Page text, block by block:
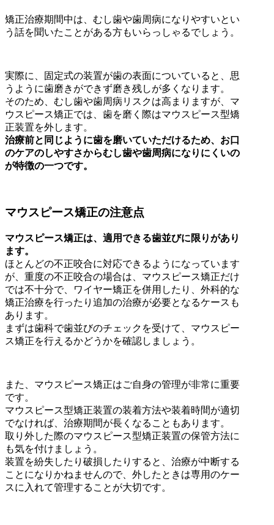
矯正治療期間中は、むし歯や歯周病になりやすいとい
う話を聞いたことがある方もいらっしゃるでしょう。
実際に、固定式の装置が歯の表面についていると、思
うように歯磨きができず磨き残しが多くなります。
そのため、むし歯や歯周病リスクは高まりますが、マ
ウスピース矯正では、歯を磨く際はマウスピース型矯
正装置を外します。
治療前と同じように歯を磨いていただけるため、お口
のケアのしやすさからむし歯や歯周病になりにくいの
が特徴の一つです。
マウスピース矯正の注意点
マウスピース矯正は、適用できる歯並びに限りがあり
ます。
ほとんどの不正咬合に対応できるようになっています
が、重度の不正咬合の場合は、マウスピース矯正だけ
では不十分で、ワイヤー矯正を併用したり、外科的な
矯正治療を行ったり追加の治療が必要となるケースも
あります。
まずは歯科で歯並びのチェックを受けて、マウスピー
ス矯正を行えるかどうかを確認しましょう。
また、マウスピース矯正はご自身の管理が非常に重要
です。
マウスピース型矯正装置の装着方法や装着時間が適切
でなければ、治療期間が長くなることもあります。
取り外した際のマウスピース型矯正装置の保管方法に
も気を付けましょう。
装置を紛失したり破損したりすると、治療が中断する
ことになりかねませんので、外したときは専用のケー
スに入れて管理することが大切です。